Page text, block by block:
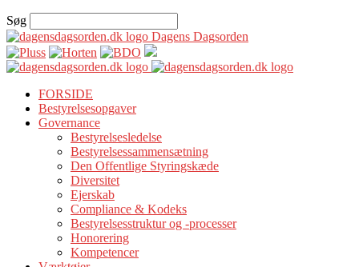
Søg
Dagens Dagsorden
FORSIDE
Bestyrelsesopgaver
Governance
Bestyrelsesledelse
Bestyrelsessammensætning
Den Offentlige Styringskæde
Diversitet
Ejerskab
Compliance & Kodeks
Bestyrelsesstruktur og -processer
Honorering
Kompetencer